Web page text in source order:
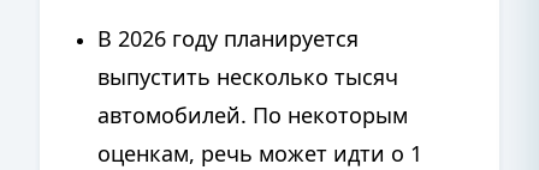
В 2026 году планируется
выпустить несколько тысяч
автомобилей. По некоторым
оценкам, речь может идти о 1